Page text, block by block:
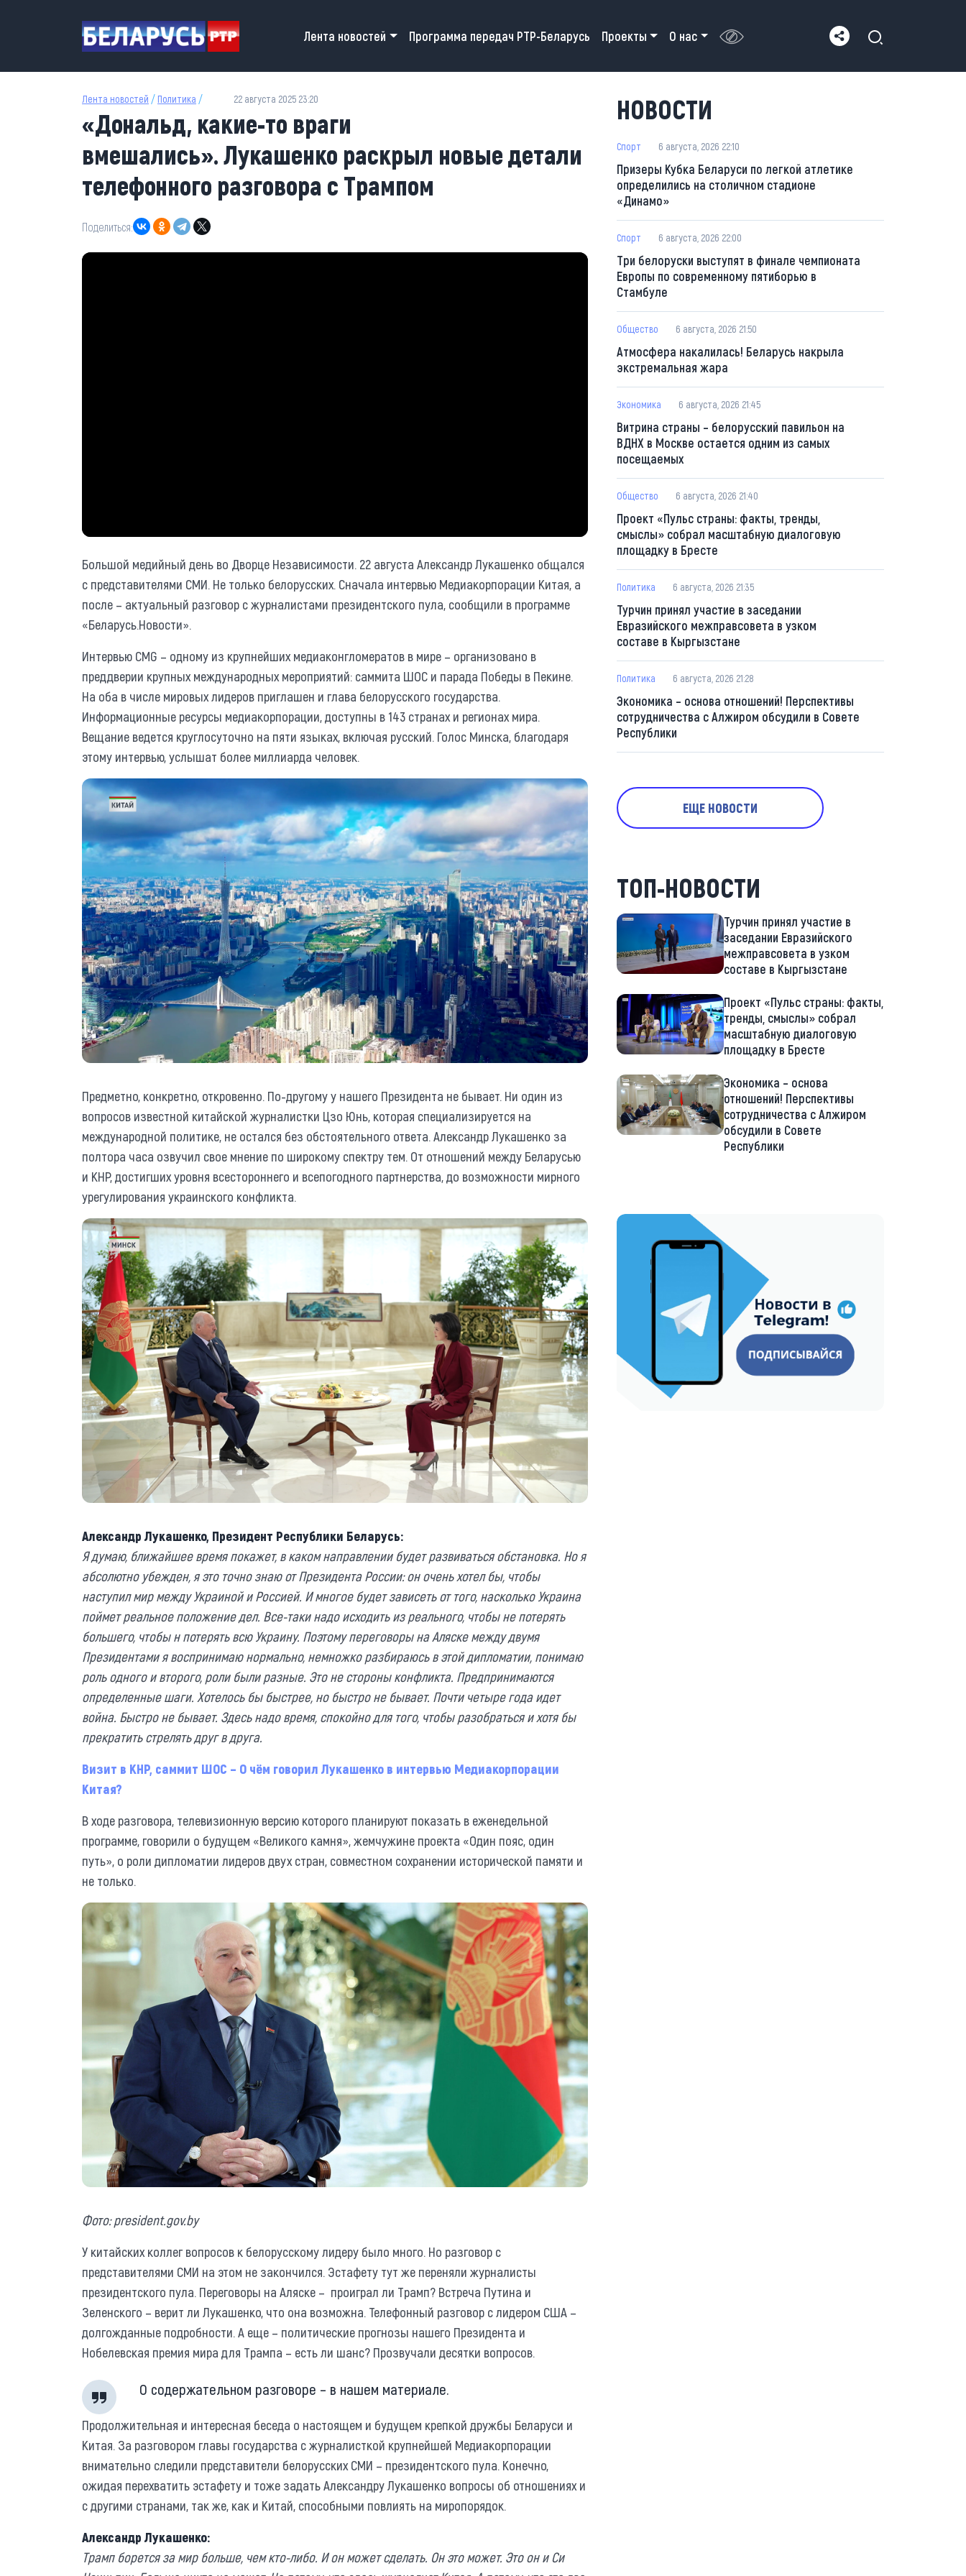
Main navigation
Лента новостей Программа передач РТР-Беларусь Проекты О нас
Лента новостей / Политика / 22 августа 2025 23:20
«Дональд, какие-то враги
вмешались». Лукашенко раскрыл новые детали
телефонного разговора с Трампом
Поделиться:
Большой медийный день во Дворце Независимости. 22 августа Александр Лукашенко общался
с представителями СМИ. Не только белорусских. Сначала интервью Медиакорпорации Китая, а
после – актуальный разговор с журналистами президентского пула, сообщили в программе
«Беларусь.Новости».
Интервью CMG – одному из крупнейших медиаконгломератов в мире – организовано в
преддверии крупных международных мероприятий: саммита ШОС и парада Победы в Пекине.
На оба в числе мировых лидеров приглашен и глава белорусского государства.
Информационные ресурсы медиакорпорации, доступны в 143 странах и регионах мира.
Вещание ведется круглосуточно на пяти языках, включая русский. Голос Минска, благодаря
этому интервью, услышат более миллиарда человек.
Предметно, конкретно, откровенно. По-другому у нашего Президента не бывает. Ни один из
вопросов известной китайской журналистки Цзо Юнь, которая специализируется на
международной политике, не остался без обстоятельного ответа. Александр Лукашенко за
полтора часа озвучил свое мнение по широкому спектру тем. От отношений между Беларусью
и КНР, достигших уровня всестороннего и всепогодного партнерства, до возможности мирного
урегулирования украинского конфликта.
Александр Лукашенко, Президент Республики Беларусь:
Я думаю, ближайшее время покажет, в каком направлении будет развиваться обстановка. Но я
абсолютно убежден, я это точно знаю от Президента России: он очень хотел бы, чтобы
наступил мир между Украиной и Россией. И многое будет зависеть от того, насколько Украина
поймет реальное положение дел. Все-таки надо исходить из реального, чтобы не потерять
большего, чтобы н потерять всю Украину. Поэтому переговоры на Аляске между двумя
Президентами я воспринимаю нормально, немножко разбираюсь в этой дипломатии, понимаю
роль одного и второго, роли были разные. Это не стороны конфликта. Предпринимаются
определенные шаги. Хотелось бы быстрее, но быстро не бывает. Почти четыре года идет
война. Быстро не бывает. Здесь надо время, спокойно для того, чтобы разобраться и хотя бы
прекратить стрелять друг в друга.
Визит в КНР, саммит ШОС – О чём говорил Лукашенко в интервью Медиакорпорации
Китая?
В ходе разговора, телевизионную версию которого планируют показать в еженедельной
программе, говорили о будущем «Великого камня», жемчужине проекта «Один пояс, один
путь», о роли дипломатии лидеров двух стран, совместном сохранении исторической памяти и
не только.
Фото: president.gov.by
У китайских коллег вопросов к белорусскому лидеру было много. Но разговор с
представителями СМИ на этом не закончился. Эстафету тут же переняли журналисты
президентского пула. Переговоры на Аляске – проиграл ли Трамп? Встреча Путина и
Зеленского – верит ли Лукашенко, что она возможна. Телефонный разговор с лидером США –
долгожданные подробности. А еще – политические прогнозы нашего Президента и
Нобелевская премия мира для Трампа – есть ли шанс? Прозвучали десятки вопросов.
О содержательном разговоре – в нашем материале.
Продолжительная и интересная беседа о настоящем и будущем крепкой дружбы Беларуси и
Китая. За разговором главы государства с журналисткой крупнейшей Медиакорпорации
внимательно следили представители белорусских СМИ – президентского пула. Конечно,
ожидая перехватить эстафету и тоже задать Александру Лукашенко вопросы об отношениях и
с другими странами, так же, как и Китай, способными повлиять на миропорядок.
Александр Лукашенко:
Трамп борется за мир больше, чем кто-либо. И он может сделать. Он это может. Это он и Си
НОВОСТИ
Спорт 6 августа, 2026 22:10
Призеры Кубка Беларуси по легкой атлетике
определились на столичном стадионе
«Динамо»
Спорт 6 августа, 2026 22:00
Три белоруски выступят в финале чемпионата
Европы по современному пятиборью в
Стамбуле
Общество 6 августа, 2026 21:50
Атмосфера накалилась! Беларусь накрыла
экстремальная жара
Экономика 6 августа, 2026 21:45
Витрина страны – белорусский павильон на
ВДНХ в Москве остается одним из самых
посещаемых
Общество 6 августа, 2026 21:40
Проект «Пульс страны: факты, тренды,
смыслы» собрал масштабную диалоговую
площадку в Бресте
Политика 6 августа, 2026 21:35
Турчин принял участие в заседании
Евразийского межправсовета в узком
составе в Кыргызстане
Политика 6 августа, 2026 21:28
Экономика – основа отношений! Перспективы
сотрудничества с Алжиром обсудили в Совете
Республики
ЕЩЕ НОВОСТИ
ТОП-НОВОСТИ
Турчин принял участие в
заседании Евразийского
межправсовета в узком
составе в Кыргызстане
Проект «Пульс страны: факты,
тренды, смыслы» собрал
масштабную диалоговую
площадку в Бресте
Экономика – основа
отношений! Перспективы
сотрудничества с Алжиром
обсудили в Совете
Республики
https://t.me/minskctvby